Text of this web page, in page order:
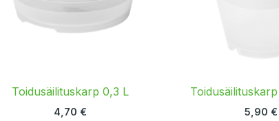
Toidusäilituskarp 0,3 L
4,70 € 5,90 €